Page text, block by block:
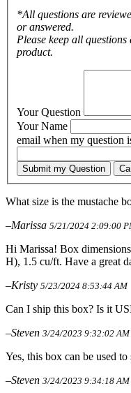
*All questions are
or answered.
Please keep all
product.
Your Question
Your Name
email when my question
Submit my Question
What size is the mustache
–Marissa 5/21/2024 2:09:00
Hi Marissa! Box
H), 1.5 cu/ft. Have a great
–Kristy 5/23/2024 8:53:44 AM
Can I ship this box? Is it
–Steven 3/24/2023 9:32:02 AM
Yes, this box can be used
–Steven 3/24/2023 9:34:18 AM